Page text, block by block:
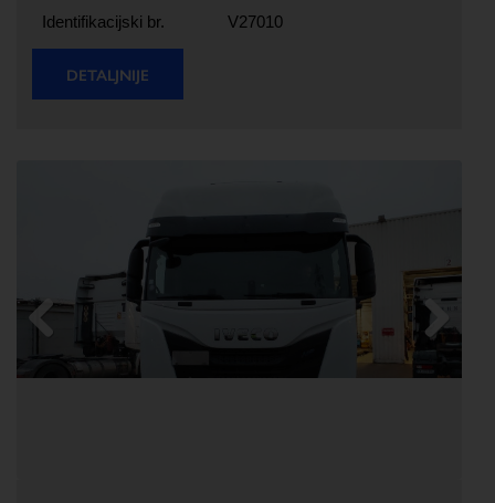
Identifikacijski br. V27010
DETALJNIJE
Next